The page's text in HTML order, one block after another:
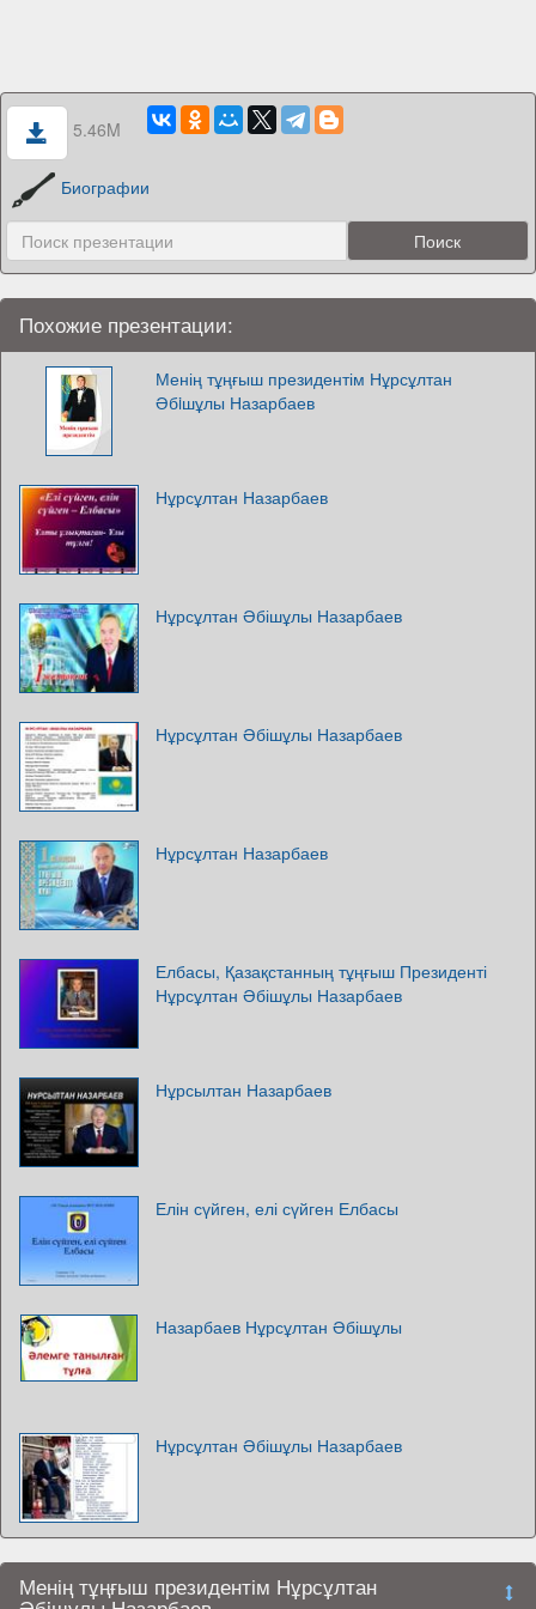
5.46M
Биографии
Похожие презентации:
Менің тұңғыш президентім Нұрсұлтан
Әбiшұлы Назарбаев
Нұрсұлтан Назарбаев
Нұрсұлтан Әбішұлы Назарбаев
Нұрсұлтан Әбішұлы Назарбаев
Нұрсұлтан Назарбаев
Елбасы, Қазақстанның тұңғыш Президенті
Нұрсұлтан Әбішұлы Назарбаев
Нұрсылтан Назарбаев
Елін сүйген, елі сүйген Елбасы
Назарбаев Нұрсұлтан Әбішұлы
Нұрсұлтан Әбішұлы Назарбаев
Менің тұңғыш президентім Нұрсұлтан